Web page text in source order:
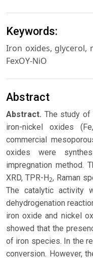
Keywords:
Iron oxides, glycerol,
FexOY-NiO
Abstract
Abstract. The study of
iron-nickel oxides
commercial
oxides were
impregnation method.
XRD, TPR-H2, Raman
The catalytic activity
dehydrogenation
iron oxide and nickel
showed that the
of iron species. In the
conversion. However,